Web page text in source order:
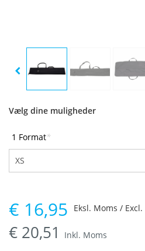
Vælg dine muligheder
1 Format*
€ 16,95
€ 20,51 Inkl. Moms
Eksl. Moms / Excl.